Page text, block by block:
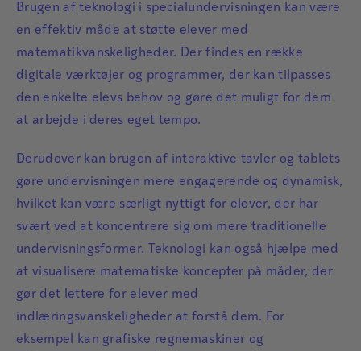
Brugen af teknologi i specialundervisningen kan være
en effektiv måde at støtte elever med
matematikvanskeligheder. Der findes en række
digitale værktøjer og programmer, der kan tilpasses
den enkelte elevs behov og gøre det muligt for dem
at arbejde i deres eget tempo.
Derudover kan brugen af interaktive tavler og tablets
gøre undervisningen mere engagerende og dynamisk,
hvilket kan være særligt nyttigt for elever, der har
svært ved at koncentrere sig om mere traditionelle
undervisningsformer. Teknologi kan også hjælpe med
at visualisere matematiske koncepter på måder, der
gør det lettere for elever med
indlæringsvanskeligheder at forstå dem. For
eksempel kan grafiske regnemaskiner og